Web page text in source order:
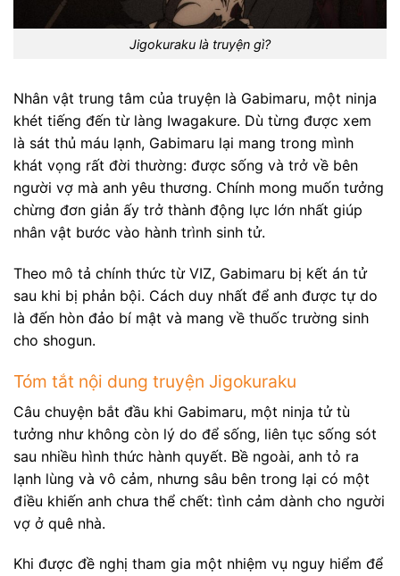
Jigokuraku là truyện gì?
Nhân vật trung tâm của truyện là Gabimaru, một ninja
khét tiếng đến từ làng Iwagakure. Dù từng được xem
là sát thủ máu lạnh, Gabimaru lại mang trong mình
khát vọng rất đời thường: được sống và trở về bên
người vợ mà anh yêu thương. Chính mong muốn tưởng
chừng đơn giản ấy trở thành động lực lớn nhất giúp
nhân vật bước vào hành trình sinh tử.
Theo mô tả chính thức từ VIZ, Gabimaru bị kết án tử
sau khi bị phản bội. Cách duy nhất để anh được tự do
là đến hòn đảo bí mật và mang về thuốc trường sinh
cho shogun.
Tóm tắt nội dung truyện Jigokuraku
Câu chuyện bắt đầu khi Gabimaru, một ninja tử tù
tưởng như không còn lý do để sống, liên tục sống sót
sau nhiều hình thức hành quyết. Bề ngoài, anh tỏ ra
lạnh lùng và vô cảm, nhưng sâu bên trong lại có một
điều khiến anh chưa thể chết: tình cảm dành cho người
vợ ở quê nhà.
Khi được đề nghị tham gia một nhiệm vụ nguy hiểm để